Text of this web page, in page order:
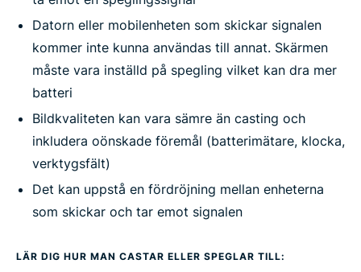
Datorn eller mobilenheten som skickar signalen
kommer inte kunna användas till annat. Skärmen
måste vara inställd på spegling vilket kan dra mer
batteri
Bildkvaliteten kan vara sämre än casting och
inkludera oönskade föremål (batterimätare, klocka,
verktygsfält)
Det kan uppstå en fördröjning mellan enheterna
som skickar och tar emot signalen
LÄR DIG HUR MAN CASTAR ELLER SPEGLAR TILL: